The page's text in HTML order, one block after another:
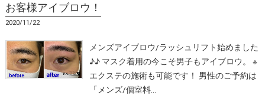
お客様アイブロウ！
2020/11/22
メンズアイブロウ/ラッシュリフト始めました
♪♪ マスク着用の今こそ男子もアイブロウ。 ※
エクステの施術も可能です！ 男性のご予約は
「メンズ/個室料…